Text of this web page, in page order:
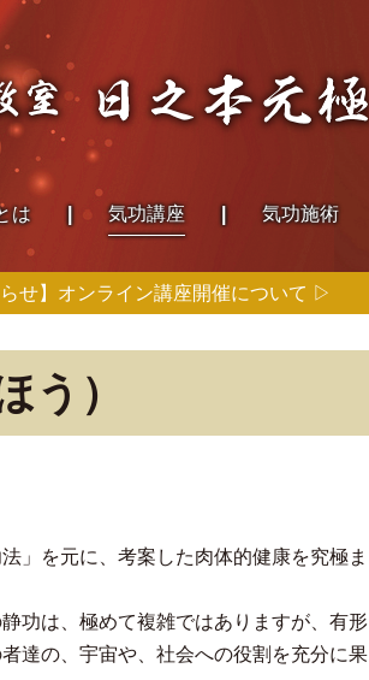
は 気功講座 気功施術
らせ】オンライン講座開催について ▷
う）
」を元に、考案した肉体的健康を究極ま
功は、極めて複雑ではありますが、有形
達の、宇宙や、社会への役割を充分に果